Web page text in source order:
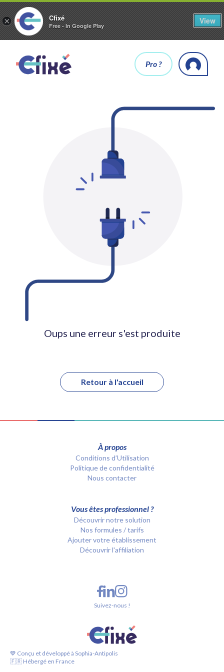
× Cfixé
Free - In Google Play
View
Pro ?
Oups une erreur s'est produite
Retour à l'accueil
À propos
Conditions d’Utilisation
Politique de confidentialité
Nous contacter
Vous êtes professionnel ?
Découvrir notre solution
Nos formules / tarifs
Ajouter votre établissement
Découvrir l'affiliation
💙 Conçu et développé à Sophia-Antipolis
🇫🇷 Hébergé en France
Suivez-nous !